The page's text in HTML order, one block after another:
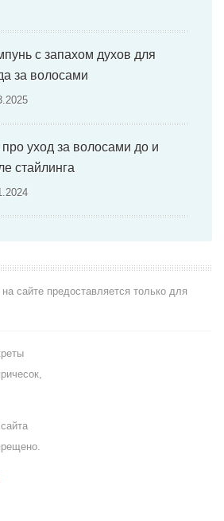
с запахом духов для
за волосами
про уход за волосами до и
стайлинга
сайте предоставляется только для